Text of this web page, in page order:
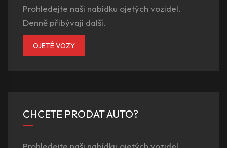
Prohledejte naši nabídku ojetých vozidel.
Denně přibývají další.
OJETÉ VOZY
CHCETE PRODAT AUTO?